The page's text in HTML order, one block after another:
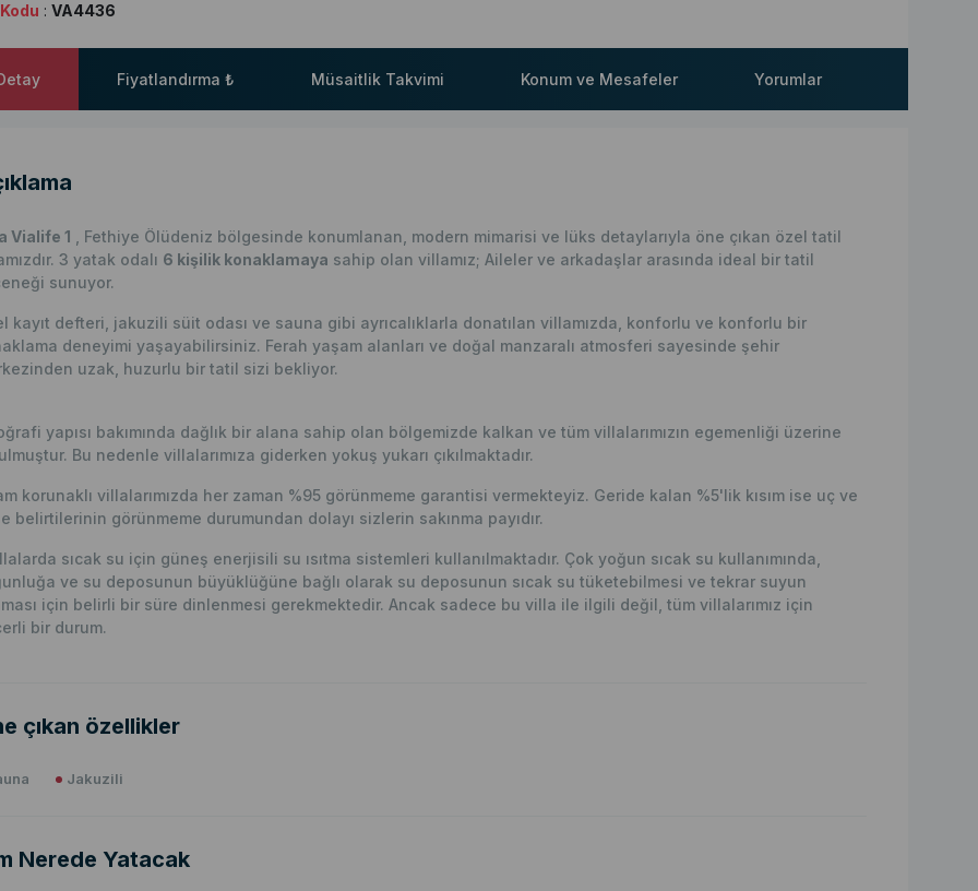
: VA4436
Fiyatlandırma ₺ Müsaitlik Takvimi Konum ve Mesafeler Yorumlar
Vialife 1 , Fethiye Ölüdeniz bölgesinde konumlanan, modern mimarisi ve lüks detaylarıyla öne çıkan özel tatil
3 yatak odalı 6 kişilik konaklamaya sahip olan villamız; Aileler ve arkadaşlar arasında ideal bir tatil
sunuyor.
kayıt defteri, jakuzili süit odası ve sauna gibi ayrıcalıklarla donatılan villamızda, konforlu ve konforlu bir
deneyimi yaşayabilirsiniz. Ferah yaşam alanları ve doğal manzaralı atmosferi sayesinde şehir
uzak, huzurlu bir tatil sizi bekliyor.
yapısı bakımında dağlık bir alana sahip olan bölgemizde kalkan ve tüm villalarımızın egemenliği üzerine
Bu nedenle villalarımıza giderken yokuş yukarı çıkılmaktadır.
korunaklı villalarımızda her zaman %95 görünmeme garantisi vermekteyiz. Geride kalan %5'lik kısım ise uç ve
belirtilerinin görünmeme durumundan dolayı sizlerin sakınma payıdır.
sıcak su için güneş enerjisili su ısıtma sistemleri kullanılmaktadır. Çok yoğun sıcak su kullanımında,
ve su deposunun büyüklüğüne bağlı olarak su deposunun sıcak su tüketebilmesi ve tekrar suyun
için belirli bir süre dinlenmesi gerekmektedir. Ancak sadece bu villa ile ilgili değil, tüm villalarımız için
bir durum.
çıkan özellikler
Jakuzili
Nerede Yatacak